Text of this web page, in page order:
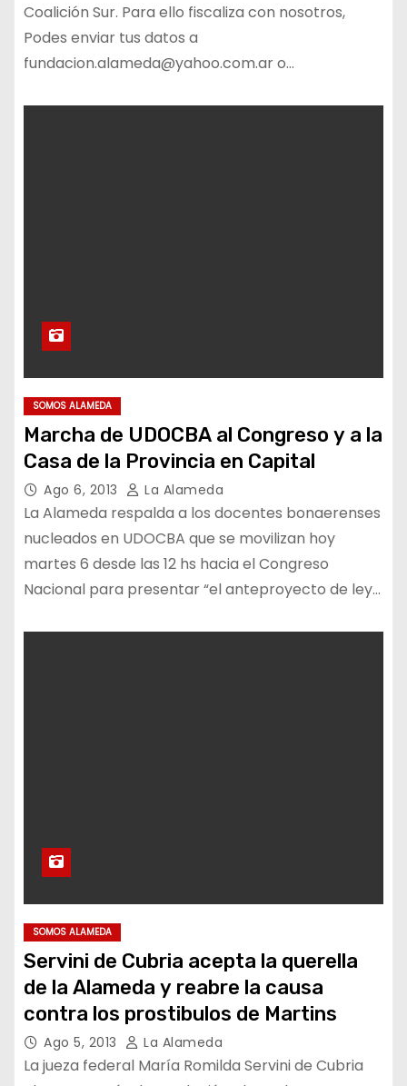
Coalición Sur. Para ello fiscaliza con nosotros,
Podes enviar tus datos a
fundacion.alameda@yahoo.com.ar o…
SOMOS ALAMEDA
Marcha de UDOCBA al Congreso y a la
Casa de la Provincia en Capital
Ago 6, 2013 La Alameda
La Alameda respalda a los docentes bonaerenses
nucleados en UDOCBA que se movilizan hoy
martes 6 desde las 12 hs hacia el Congreso
Nacional para presentar “el anteproyecto de ley…
SOMOS ALAMEDA
Servini de Cubria acepta la querella
de la Alameda y reabre la causa
contra los prostibulos de Martins
Ago 5, 2013 La Alameda
La jueza federal María Romilda Servini de Cubria